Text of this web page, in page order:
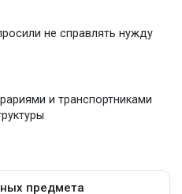
не справлять нужду
и транспортниками